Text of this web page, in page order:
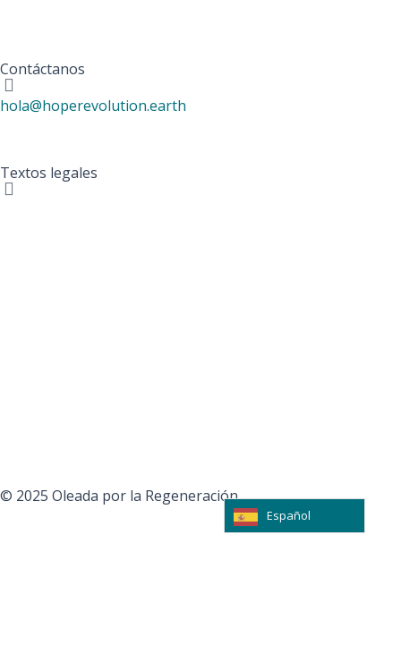
Contáctanos
hola@hoperevolution.earth
Textos legales
© 2025 Oleada por la Regeneración.
Español